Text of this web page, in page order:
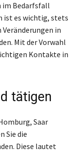
im Bedarfsfall
ist es wichtig, stets
in
Mit der Vorwahl
Kontakte in
tätigen
Saar
Sie die
Diese lautet